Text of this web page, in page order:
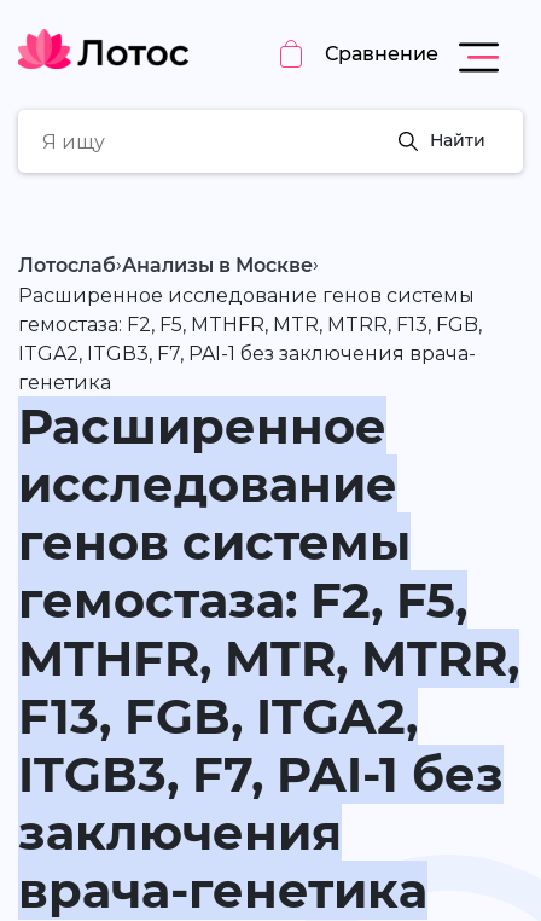
Сравнение
Найти
Лотослаб›Анализы в Москве›
Расширенное исследование генов системы
гемостаза: F2, F5, MTHFR, MTR, MTRR, F13, FGB,
ITGA2, ITGВ3, F7, PAI-1 без заключения врача-
генетика
Расширенное
исследование
генов системы
гемостаза: F2, F5,
MTHFR, MTR, MTRR,
F13, FGB, ITGA2,
ITGВ3, F7, PAI-1 без
заключения
врача-генетика